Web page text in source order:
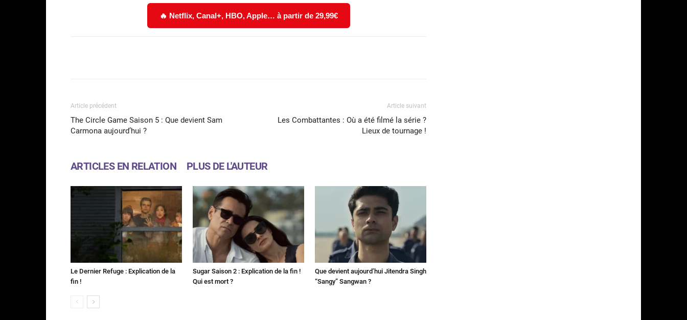
🔥 Netflix, Canal+, HBO, Apple… à partir de 29,99€
Article précédent
The Circle Game Saison 5 : Que devient Sam
Carmona aujourd’hui ?
Article suivant
Les Combattantes : Où a été filmé la série ?
Lieux de tournage !
ARTICLES EN RELATION PLUS DE L'AUTEUR
Le Dernier Refuge : Explication de la
fin !
Sugar Saison 2 : Explication de la fin !
Qui est mort ?
Que devient aujourd’hui Jitendra Singh
“Sangy” Sangwan ?